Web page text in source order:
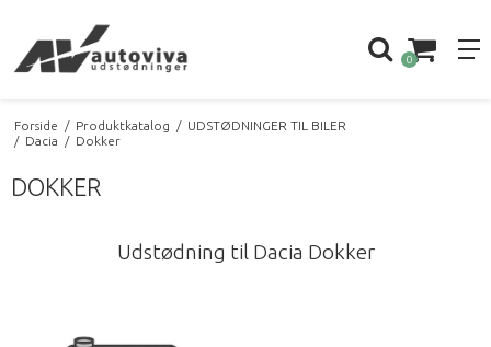
0
Forside / Produktkatalog / UDSTØDNINGER TIL BILER
/ Dacia / Dokker
DOKKER
Udstødning til Dacia Dokker